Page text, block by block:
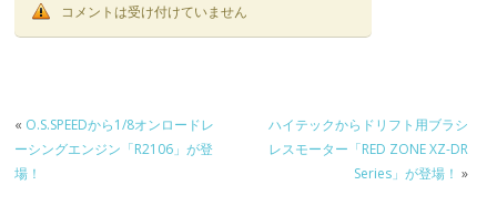
コメントは受け付けていません
« O.S.SPEEDから1/8オンロードレ
ーシングエンジン「R2106」が登
場！
ハイテックからドリフト用ブラシ
レスモーター「RED ZONE XZ-DR
Series」が登場！ »